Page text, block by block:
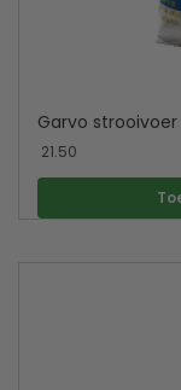
Garvo
21.50